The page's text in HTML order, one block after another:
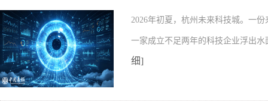
2026年初夏，杭州未来科技城。一
一家成立不足两年的科技企业浮出
细]